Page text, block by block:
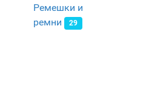
Ремешки и
ремни
29